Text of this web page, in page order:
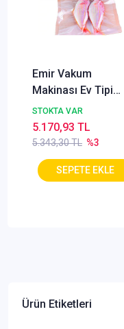
Emir Vakum
Makinası Ev Tipi
Vakum Makinası 32
Cm
STOKTA VAR
5.343,30 TL %3
5.170,93 TL
Ürün Etiketleri